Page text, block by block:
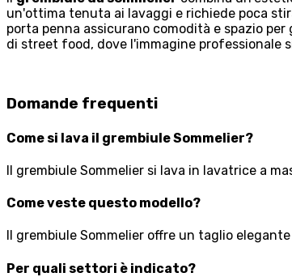
un'ottima tenuta ai lavaggi e richiede poca
porta penna assicurano comodità e spazio
di street food, dove l'immagine professionale
Domande frequenti
Come si lava il grembiule Sommelier?
Il grembiule Sommelier si lava in lavatrice a
Come veste questo modello?
Il grembiule Sommelier offre un taglio
Per quali settori è indicato?